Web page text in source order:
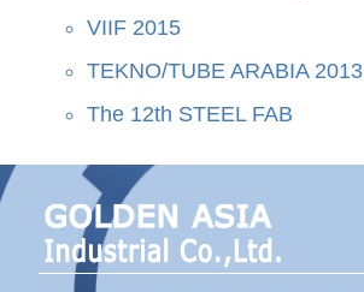
VIIF 2015
TEKNO/TUBE ARABIA 2013
The 12th STEEL FAB